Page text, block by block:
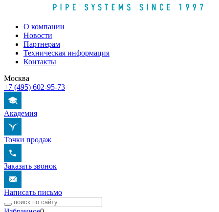
О компании
Новости
Партнерам
Техническая информация
Контакты
Москва
+7 (495) 602-95-73
Академия
Точки продаж
Заказать звонок
Написать письмо